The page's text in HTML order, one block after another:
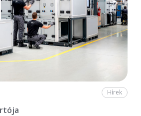
Hírek